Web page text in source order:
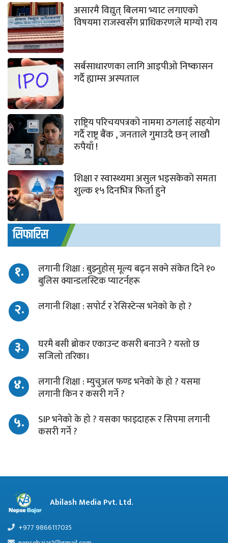
असारमै विद्युत् बिलमा भ्याट लगाएको
विषयमा राजस्वसँग प्राधिकरणले माग्यो राय
सर्बसाधारणका लागि आइपीओ निष्कासन
गर्दै ह्याम्स अस्पताल
राष्ट्रिय परिचयपत्रको नाममा ठगलाई सहयोग
गर्दै राष्ट्र बैंक , जनताले गुमाउदै छन् लाखौ
रुपैयाँ !
शिक्षा र स्वास्थ्यमा असुल भइसकेको समता
शुल्क १५ दिनभित्र फिर्ता हुने
सिफारिस
१.
लगानी शिक्षा : बुझ्नुहोस् मूल्य बढ्न सक्ने संकेत दिने १०
बुलिस क्यान्डलस्टिक प्याटर्नहरू
२. लगानी शिक्षा : सपोर्ट र रेसिस्टेन्स भनेको के हो ?
३.
घरमै बसी ब्रोकर एकाउन्ट कसरी बनाउने ? यस्तो छ
सजिलो तरिका।
४.
लगानी शिक्षा : म्युचुअल फण्ड भनेको के हो ? यसमा
लगानी किन र कसरी गर्ने ?
५.
SIP भनेको के हो ? यसका फाइदाहरू र सिपमा लगानी
कसरी गर्ने ?
Abilash Media Pvt. Ltd.
+977 9866117035